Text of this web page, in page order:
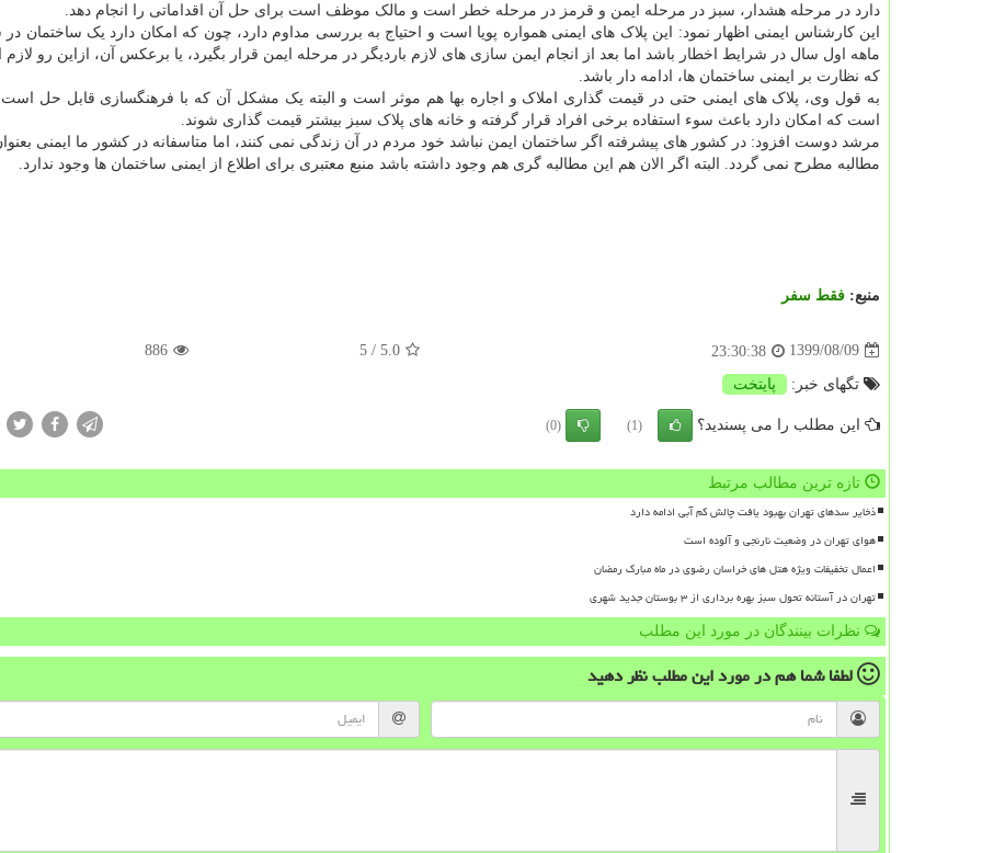
دارد در مرحله هشدار، سبز در مرحله ایمن و قرمز در مرحله خطر است و مالک موظف است برای حل آن اقداماتی را انجام دهد.
این کارشناس ایمنی اظهار نمود: این پلاک های ایمنی همواره پویا است و احتیاج به بررسی مداوم دارد، چون که امکان دارد یک ساختمان
ماهه اول سال در شرایط اخطار باشد اما بعد از انجام ایمن سازی های لازم باردیگر در مرحله ایمن قرار بگیرد، یا برعکس آن، ازاین رو
که نظارت بر ایمنی ساختمان ها، ادامه دار باشد.
به قول وی، پلاک های ایمنی حتی در قیمت گذاری املاک و اجاره بها هم موثر است و البته یک مشکل آن که با فرهنگسازی قابل حل
است که امکان دارد باعث سوء استفاده برخی افراد قرار گرفته و خانه های پلاک سبز بیشتر قیمت گذاری شوند.
مرشد دوست افزود: در کشور های پیشرفته اگر ساختمان ایمن نباشد خود مردم در آن زندگی نمی کنند، اما متاسفانه در کشور ما ایمنی
مطالبه مطرح نمی گردد. البته اگر الان هم این مطالبه گری هم وجود داشته باشد منبع معتبری برای اطلاع از ایمنی ساختمان ها وجود ندارد.
منبع: فقط سفر
1399/08/09
23:30:38
5.0
/ 5
886
تگهای خبر: پایتخت
این مطلب را می پسندید؟ (1)
(0)
تازه ترین مطالب مرتبط
ذخایر سدهای تهران بهبود یافت چالش کم آبی ادامه دارد
هوای تهران در وضعیت نارنجی و آلوده است
اعمال تخفیفات ویژه هتل های خراسان رضوی در ماه مبارک رمضان
تهران در آستانه تحول سبز بهره برداری از ۳ بوستان جدید شهری
نظرات بینندگان در مورد این مطلب
لطفا شما همدر مورد این مطلبنظر دهید